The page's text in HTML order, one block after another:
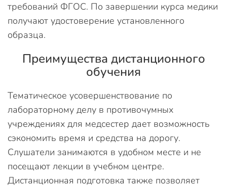
требований ФГОС. По завершении курса медики
получают удостоверение установленного
образца.
Преимущества дистанционного
обучения
Тематическое усовершенствование по
лабораторному делу в противочумных
учреждениях для медсестер дает возможность
сэкономить время и средства на дорогу.
Слушатели занимаются в удобном месте и не
посещают лекции в учебном центре.
Дистанционная подготовка также позволяет